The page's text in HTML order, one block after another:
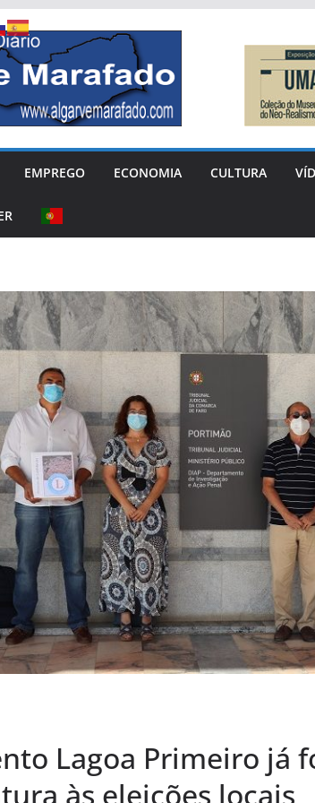
EMPREGO ECONOMIA CULTURA
Lagoa Primeiro já
às eleições locais